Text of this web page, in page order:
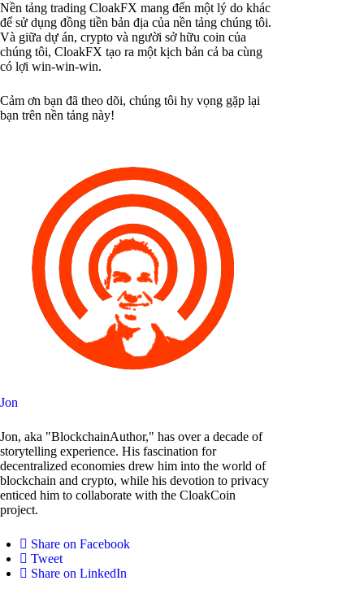
Nền tảng trading CloakFX mang đến một lý do khác
để sử dụng đồng tiền bản địa của nền tảng chúng tôi.
Và giữa dự án, crypto và người sở hữu coin của
chúng tôi, CloakFX tạo ra một kịch bản cả ba cùng
có lợi win-win-win.
Cảm ơn bạn đã theo dõi, chúng tôi hy vọng gặp lại
bạn trên nền tảng này!
Jon
Jon, aka "BlockchainAuthor," has over a decade of
storytelling experience. His fascination for
decentralized economies drew him into the world of
blockchain and crypto, while his devotion to privacy
enticed him to collaborate with the CloakCoin
project.
Share on Facebook
Tweet
Share on LinkedIn